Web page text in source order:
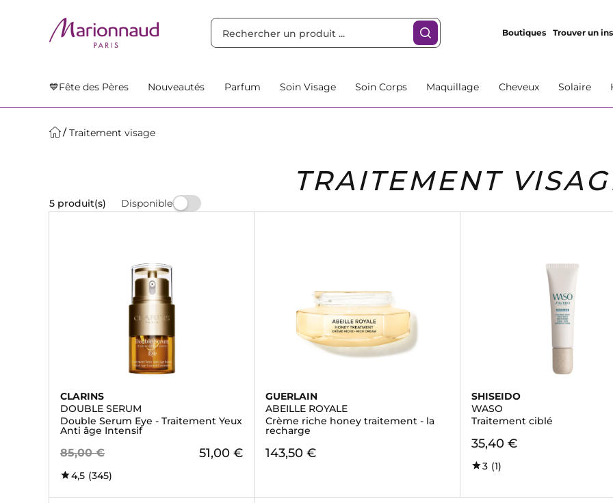
Boutiques Trouver un
💙Fête des Pères Nouveautés Parfum Soin Visage Soin Corps Maquillage Cheveux Solaire
Traitement visage
TRAITEMENT
5 produit(s) Disponible
CLARINS
DOUBLE SERUM
Double Serum Eye - Traitement Yeux
Anti âge Intensif
85,00 € 51,00 €
4,5 (345)
GUERLAIN
ABEILLE ROYALE
Crème riche honey traitement - la
recharge
143,50 €
SHISEIDO
WASO
Traitement ciblé
35,40 €
3 (1)